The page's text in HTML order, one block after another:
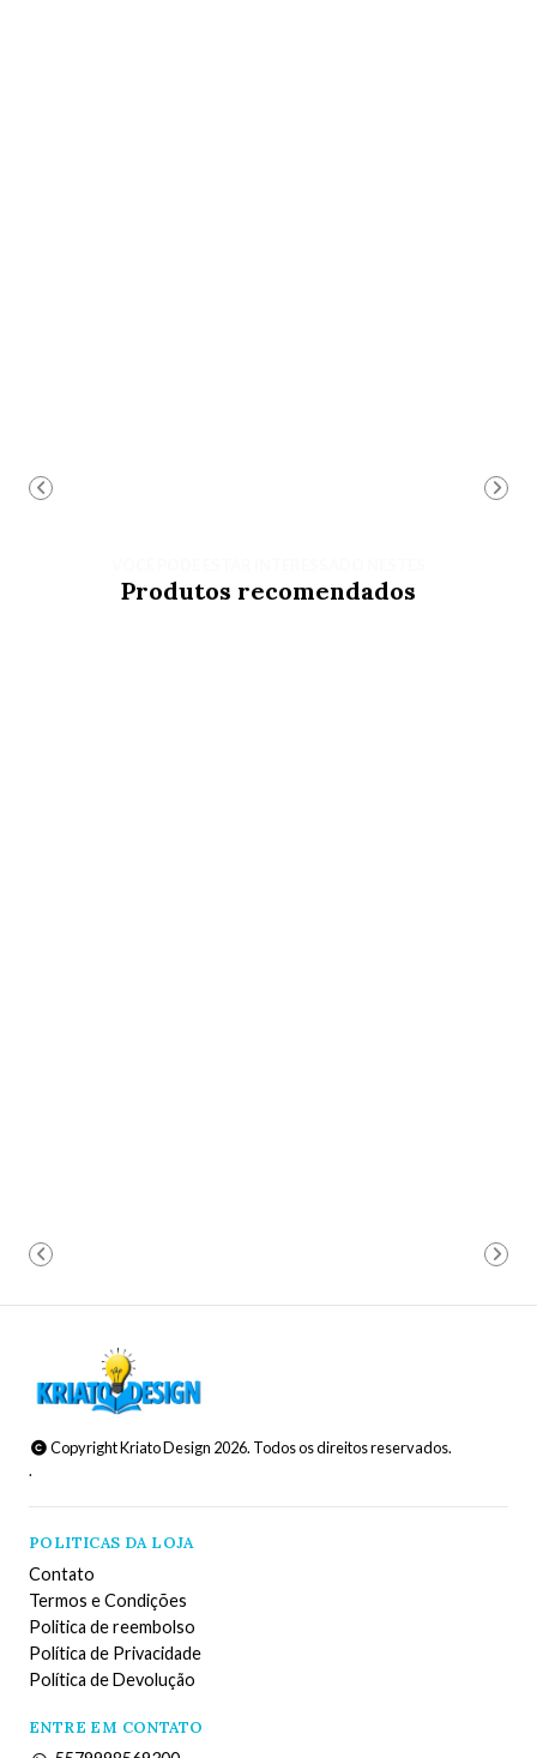
Produtos recomendados
Copyright Kriato Design 2026. Todos os direitos reservados.
.
POLITICAS DA LOJA
Contato
Termos e Condições
Politica de reembolso
Política de Privacidade
Política de Devolução
ENTRE EM CONTATO